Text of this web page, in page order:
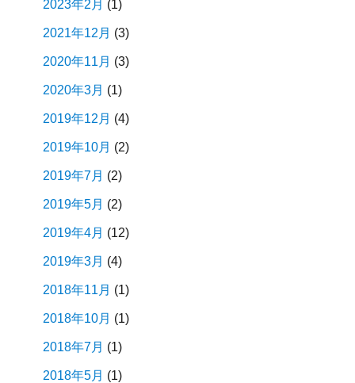
2023年2月 (1)
2021年12月 (3)
2020年11月 (3)
2020年3月 (1)
2019年12月 (4)
2019年10月 (2)
2019年7月 (2)
2019年5月 (2)
2019年4月 (12)
2019年3月 (4)
2018年11月 (1)
2018年10月 (1)
2018年7月 (1)
2018年5月 (1)